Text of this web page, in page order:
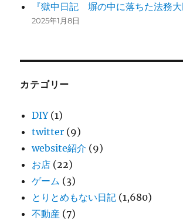
『獄中日記 塀の中に落ちた法務大
2025年1月8日
カテゴリー
DIY(1)
twitter (9)
website紹介 (9)
お店 (22)
ゲーム (3)
とりとめもない日記 (1,680)
不動産 (7)